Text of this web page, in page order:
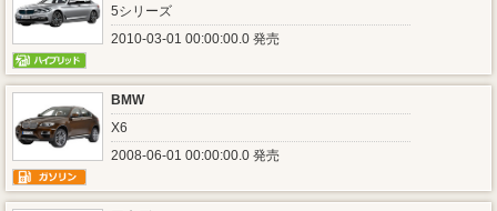
5シリーズ
2010-03-01 00:00:00.0 発売
BMW
X6
2008-06-01 00:00:00.0 発売